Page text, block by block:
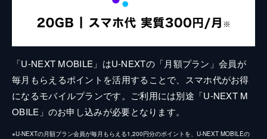
「U-NEXT MOBILE」はU-NEXTの「月額プラン」会員が
毎月もらえるポイントを活用することで、スマホ代がお得
になるモバイルプランです。ご利用には別途「U-NEXT M
OBILE」のお申し込みが必要となります。
※U-NEXTの月額プラン会員が毎月もらえる1,200円分のポイントを、U-NEXT MOBILEの